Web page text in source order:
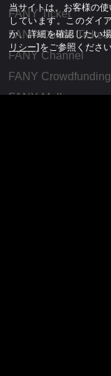
FANY Ticket
FANY Online Ticket
FANY Channel
FANY Crowdfunding
FANY Mall
当サイトは、お客様の
しています。このダイ
か、詳細を確認したい場
リシー]をご参照ください